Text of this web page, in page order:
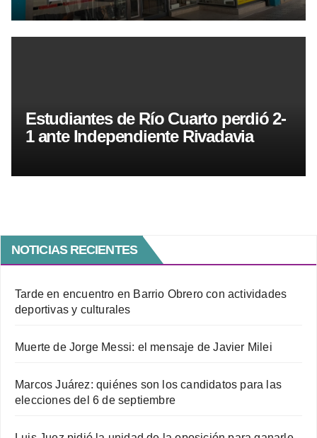
Estudiantes de Río Cuarto perdió 2-
1 ante Independiente Rivadavia
NOTICIAS RECIENTES
Tarde en encuentro en Barrio Obrero con actividades
deportivas y culturales
Muerte de Jorge Messi: el mensaje de Javier Milei
Marcos Juárez: quiénes son los candidatos para las
elecciones del 6 de septiembre